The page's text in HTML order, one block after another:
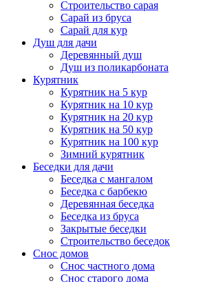
Строительство сарая
Сарай из бруса
Сарай для кур
Душ для дачи
Деревянный душ
Душ из поликарбоната
Курятник
Курятник на 5 кур
Курятник на 10 кур
Курятник на 20 кур
Курятник на 50 кур
Курятник на 100 кур
Зимний курятник
Беседки для дачи
Беседка с мангалом
Беседка с барбекю
Деревянная беседка
Беседка из бруса
Закрытые беседки
Строительство беседок
Снос домов
Снос частного дома
Снос старого дома